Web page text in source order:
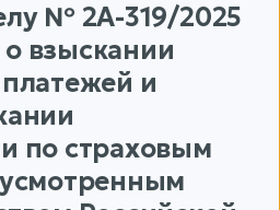
№ 2А-319/2025
о взыскании
и
по страховым